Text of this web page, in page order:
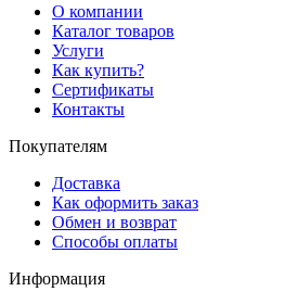
О компании
Каталог товаров
Услуги
Как купить?
Сертификаты
Контакты
Покупателям
Доставка
Как оформить заказ
Обмен и возврат
Способы оплаты
Информация